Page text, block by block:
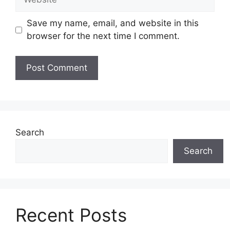
s
t
Save my name, email, and website in this
browser for the next time I comment.
Search
Search
Recent Posts